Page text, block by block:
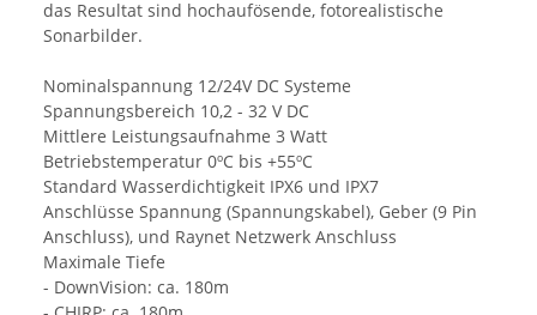
das Resultat sind hochaufösende, fotorealistische
Sonarbilder.
Nominalspannung 12/24V DC Systeme
Spannungsbereich 10,2 - 32 V DC
Mittlere Leistungsaufnahme 3 Watt
Betriebstemperatur 0ºC bis +55ºC
Standard Wasserdichtigkeit IPX6 und IPX7
Anschlüsse Spannung (Spannungskabel), Geber (9 Pin
Anschluss), und Raynet Netzwerk Anschluss
Maximale Tiefe
- DownVision: ca. 180m